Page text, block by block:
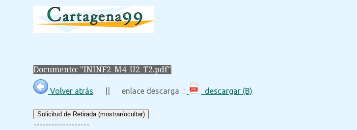
Documento: "ININF2_M4_U2_T2.pdf"
Volver atrás || enlace descarga : descargar (B)
Solicitud de Retirada (mostrar/ocultar)
-------------------